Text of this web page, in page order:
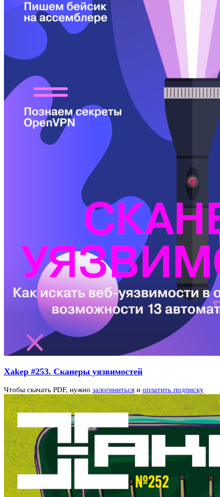
Xakep #253. Сканеры уязвимостей
Чтобы скачать PDF, нужно залогиниться и оплатить подписку